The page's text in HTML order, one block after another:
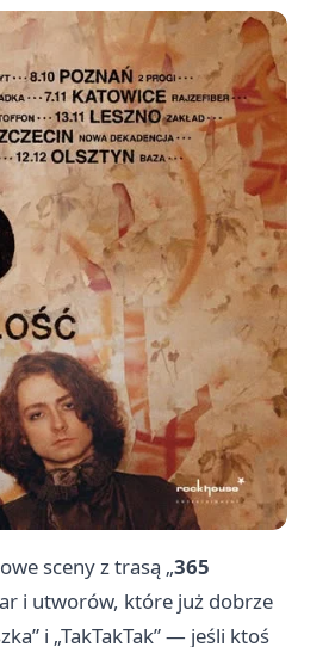
sceny z trasą „365
i utworów, które już dobrze
i „TakTakTak” — jeśli ktoś